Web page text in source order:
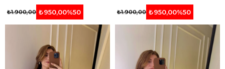
₺950,00%50
₺1.900,00 ₺950,00%50
₺1.900,00